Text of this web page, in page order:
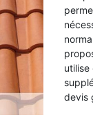
utilise
devis